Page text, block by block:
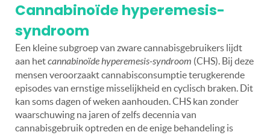
Cannabinoïde hyperemesis-
syndroom
Een kleine subgroep van zware cannabisgebruikers lijdt
aan hetcannabinoïde hyperemesis-syndroom (CHS). Bij deze
mensen veroorzaakt cannabisconsumptie terugkerende
episodes van ernstige misselijkheid en cyclisch braken. Dit
kan soms dagen of weken aanhouden. CHS kan zonder
waarschuwing na jaren of zelfs decennia van
cannabisgebruik optreden en de enige behandeling is